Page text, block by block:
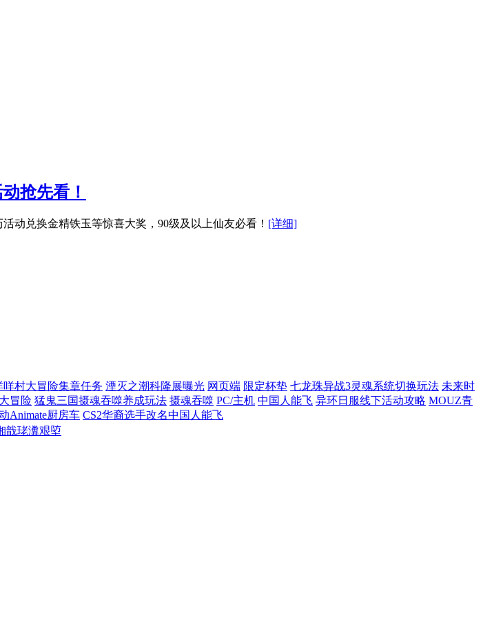
抢先看！
动兑换金精铁玉等惊喜大奖，90级及以上仙友必看！ [详细]
咩村大冒险集章任务 湮灭之潮科隆展曝光 网页端 限定杯垫 七龙珠异战3灵魂系统切换玩法 未来时
冒险 猛鬼三国摄魂吞噬养成玩法 摄魂吞噬 PC/主机 中国人能飞 异环日服线下活动攻略 MOUZ青
Animate厨房车 CS2华裔选手改名中国人能飞
戠珯瀵艰埅